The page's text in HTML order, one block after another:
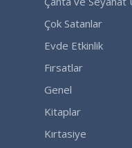
Çok Satanlar
Evde Etkinlik
Fırsatlar
Genel
Kitaplar
Kırtasiye